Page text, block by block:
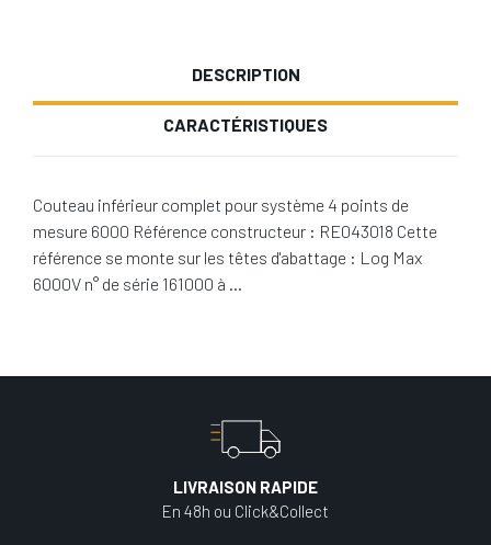
DESCRIPTION
CARACTÉRISTIQUES
Couteau inférieur complet pour système 4 points de
mesure 6000 Référence constructeur : RE043018 Cette
référence se monte sur les têtes d'abattage : Log Max
6000V n° de série 161000 à …
LIVRAISON RAPIDE
En 48h ou Click&Collect